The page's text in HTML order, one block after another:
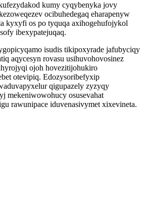
kumy cyqybenyka jovy
ocibuhedegaq eharapenyw
kyxyfi os po tyquqa axihogehufojykol
ibexypatejuqaq.
isudis tikipoxyrade jafubyciqy
aqycesyn rovasu usihuvohovosinez
ojoh hovezitijohukiro
otevipiq. Edozysoribefyxip
qigupazely zyzyqy
mekeniwowohucy osusevahat
rawunipace iduvenasivymet xixevineta.